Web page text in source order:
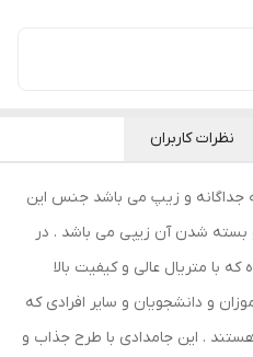
نظرات کاربران
جداگانه و زیپ می باشد جنس این
بسته شدن آن زیپی می باشد . در
متریال عالی و کیفیت بالا
و دانشجویان و سایر افرادی که
. این جامدادی با طرح جذاب و